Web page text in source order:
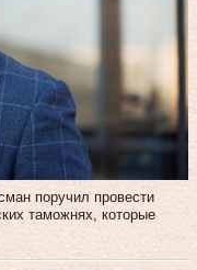
поручил провести
таможнях, которые